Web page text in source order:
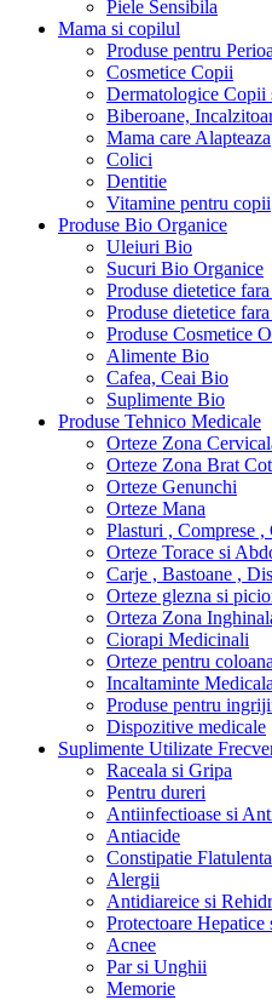
Piele Sensibila
Mama si copilul
Produse pentru
Cosmetice Copii
Dermatologice Copii
Biberoane,
Mama care Alapteaza
Colici
Dentitie
Vitamine pentru copii
Produse Bio Organice
Uleiuri Bio
Sucuri Bio Organice
Produse dietetice
Produse dietetice
Produse Cosmetice
Alimente Bio
Cafea, Ceai Bio
Suplimente Bio
Produse Tehnico Medicale
Orteze Zona
Orteze Zona Brat
Orteze Genunchi
Orteze Mana
Plasturi , Comprese ,
Orteze Torace si
Carje , Bastoane ,
Orteze glezna si
Orteza Zona
Ciorapi Medicinali
Orteze pentru
Incaltaminte Medicala
Produse pentru
Dispozitive medicale
Suplimente Utilizate
Raceala si Gripa
Pentru dureri
Antiinfectioase si
Antiacide
Constipatie Flatulenta
Alergii
Antidiareice si
Protectoare
Acnee
Par si Unghii
Memorie